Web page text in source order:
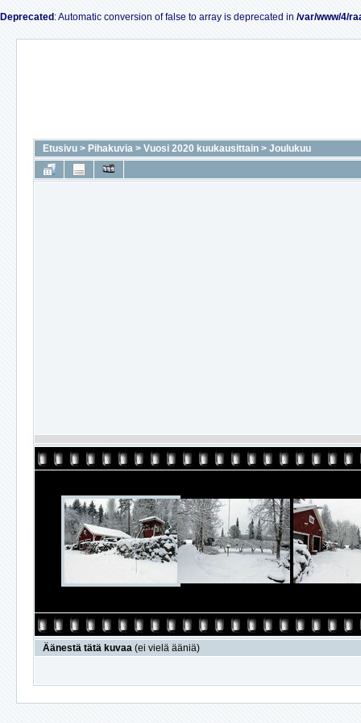
Deprecated : Automatic conversion of false to array is deprecated in /var/www/4/
Etusivu > Pihakuvia > Vuosi 2020 kuukausittain > Joulukuu
Äänestä tätä kuvaa (ei vielä ääniä)